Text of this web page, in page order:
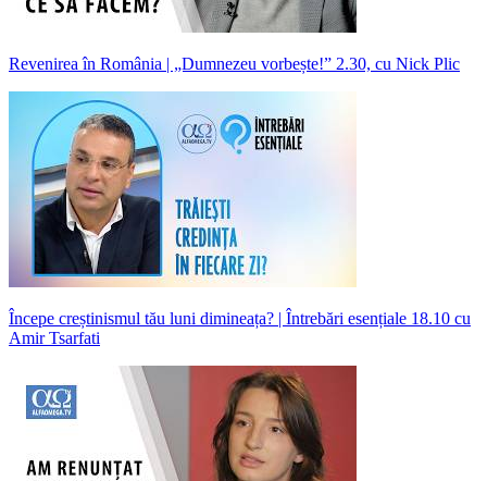
Revenirea în România | „Dumnezeu vorbește!” 2.30, cu Nick Plic
Începe creștinismul tău luni dimineața? | Întrebări esențiale 18.10 cu
Amir Tsarfati